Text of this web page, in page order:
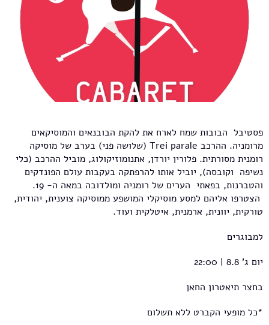
פסטיבל הבובות שמח לארח את להקת הבובנאים והמוסיקאים
מרומניה. ההרכב Trei parale (שלושה פני) בערב של מוסיקה
רומנית מסורתית. פלורין יורדן, אתנומוזיקולוג, מוביל ההרכב (כלי
נשיפה וקובסה), יוביל אותו להרפתקה בעקבות עולם הפונדקים
והטברנות, בפאתי הערים של רומניה ומולדובה במאה ה- 19.
הצטרפו אליהם למסע מוסיקלי המושפע ממוסיקה צוענית, יהודית,
טורקית, יוונית, ארמנית, איטלקית ועוד.
למבוגרים
יום ג' 8.8 | 22:00
בחצר תיאטרון החאן
*כל מופעי הקברט ללא תשלום